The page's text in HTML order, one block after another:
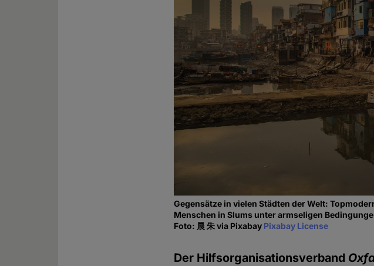
Gegensätze in vielen Städten der Welt:
Menschen in Slums unter armseligen
Foto: 晨 朱 via Pixabay Pixabay License
Der Hilfsorganisationsverband